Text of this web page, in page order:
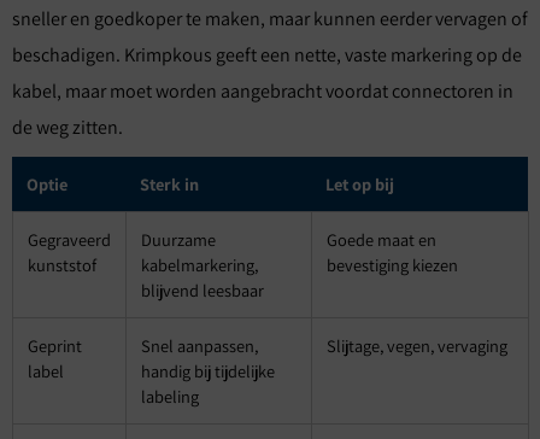
sneller en goedkoper te maken, maar kunnen eerder vervagen of
beschadigen. Krimpkous geeft een nette, vaste markering op de
kabel, maar moet worden aangebracht voordat connectoren in
de weg zitten.
Optie Sterk in Let op bij
Gegraveerd
kunststof
Duurzame
kabelmarkering,
blijvend leesbaar
Goede maat en
bevestiging kiezen
Geprint
label
Snel aanpassen,
handig bij tijdelijke
labeling
Slijtage, vegen, vervaging